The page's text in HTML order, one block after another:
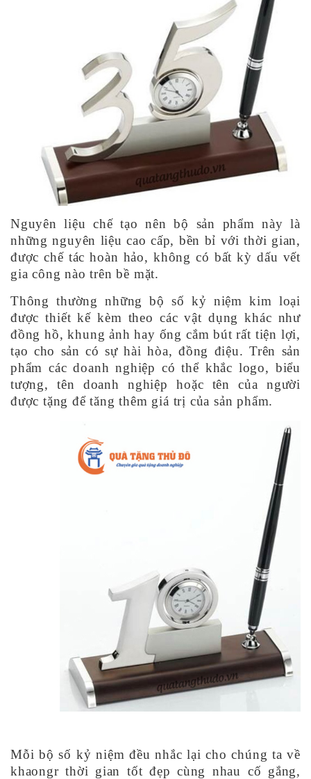
Nguyên liệu chế tạo nên bộ sản phẩm này là
những nguyên liệu cao cấp, bền bỉ với thời gian,
được chế tác hoàn hảo, không có bất kỳ dấu vết
gia công nào trên bề mặt.
Thông thường những bộ số kỷ niệm kim loại
được thiết kế kèm theo các vật dụng khác như
đồng hồ, khung ảnh hay ống cắm bút rất tiện lợi,
tạo cho sản có sự hài hòa, đồng điệu. Trên sản
phẩm các doanh nghiệp có thể khắc logo, biểu
tượng, tên doanh nghiệp hoặc tên của người
được tặng để tăng thêm giá trị của sản phẩm.
Mỗi bộ số kỷ niệm đều nhắc lại cho chúng ta về
khaongr thời gian tốt đẹp cùng nhau cố gắng,